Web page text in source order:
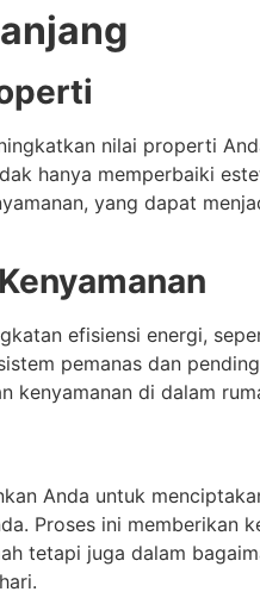
nilai properti
hanya memperbaiki
yang dapat
efisiensi energi,
pemanas dan
kenyamanan di dalam
Anda untuk
Proses ini memberikan
tetapi juga dalam